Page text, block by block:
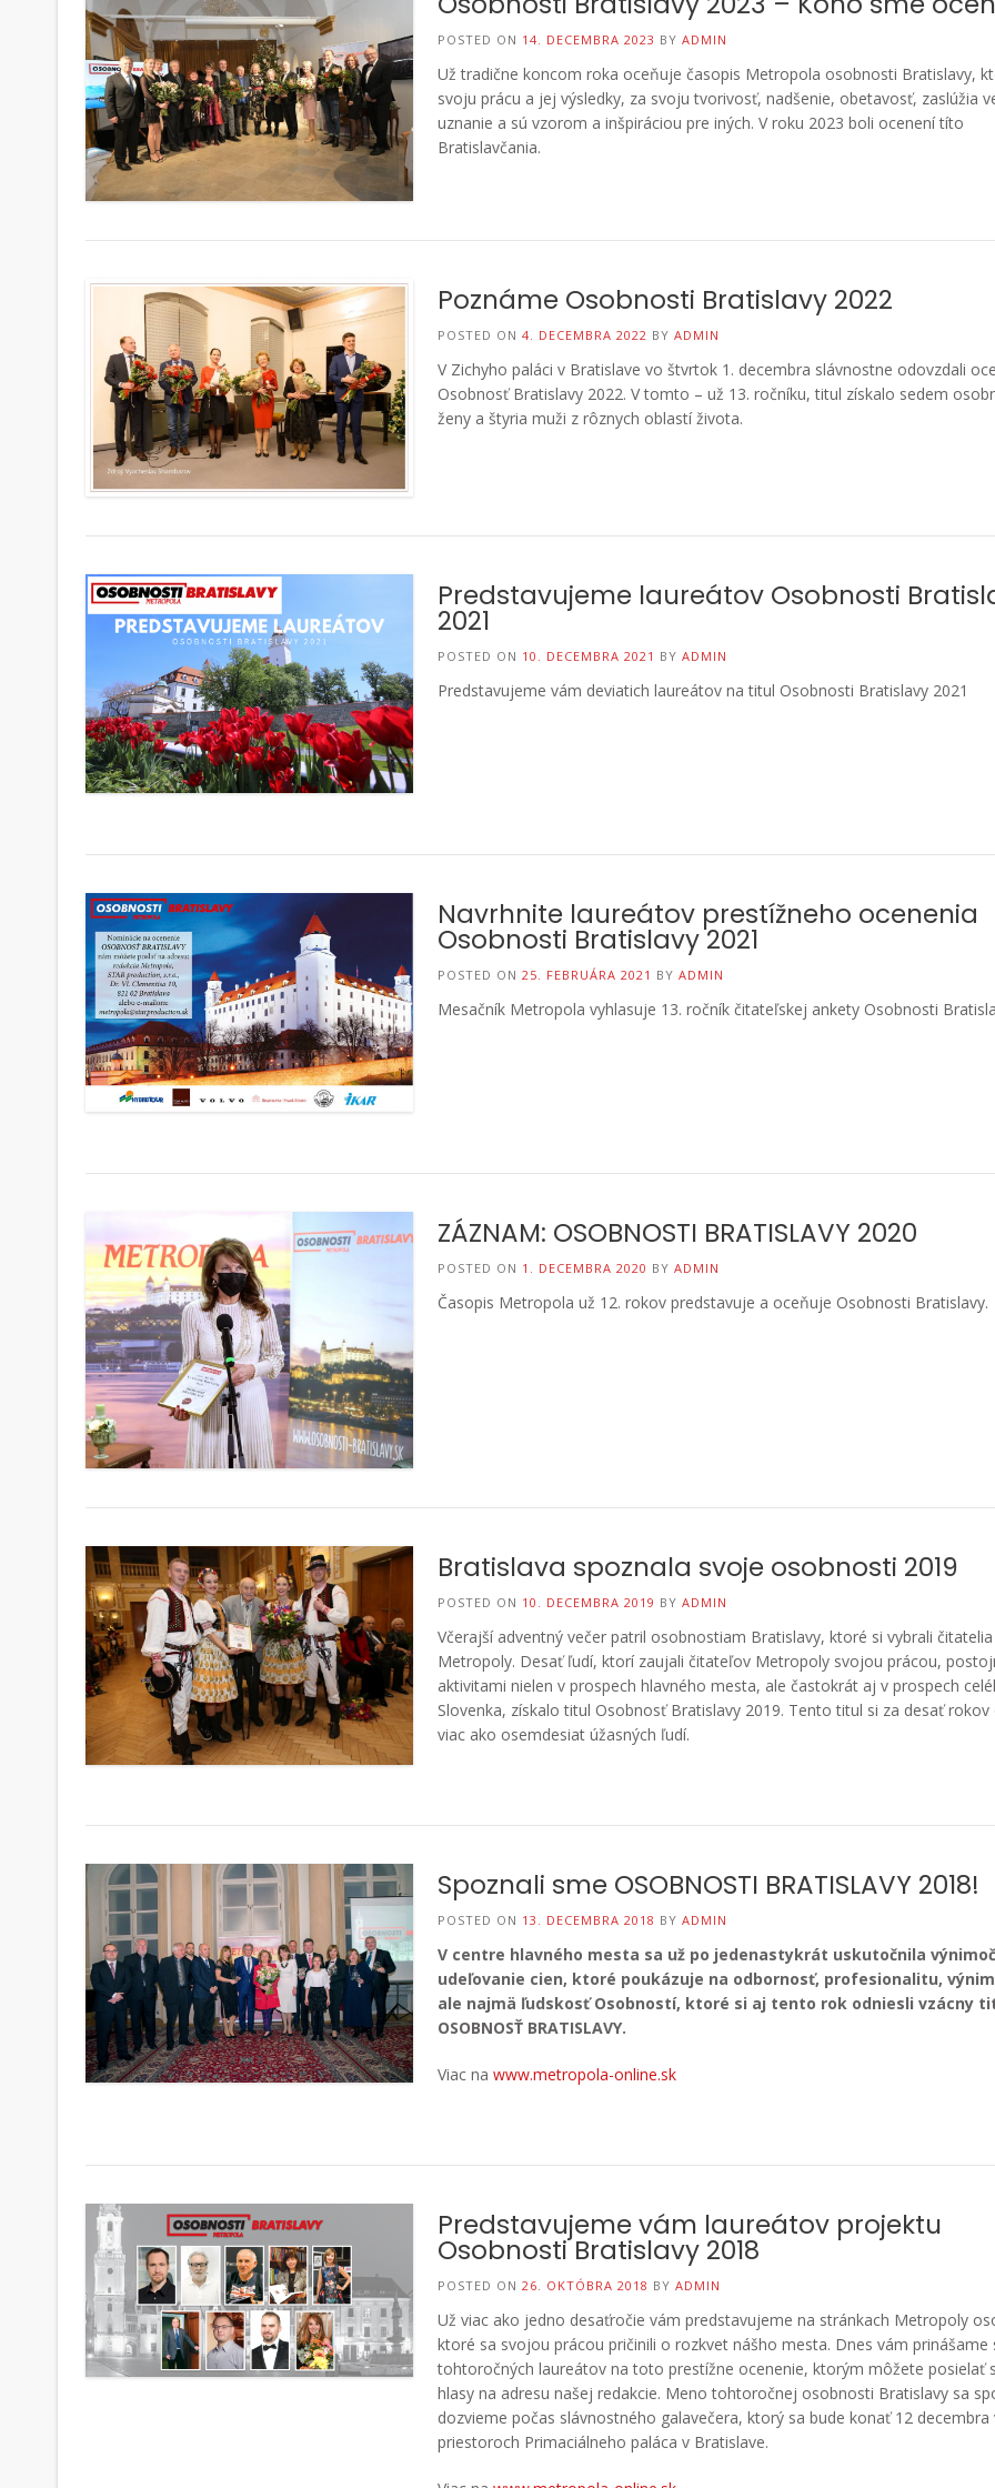
POSTED ON 14. DECEMBRA 2023 BY ADMIN
Už tradične koncom roka oceňuje časopis Metropola osobnosti Bratislavy,
svoju prácu a jej výsledky, za svoju tvorivosť, nadšenie, obetavosť, zaslúžia
uznanie a sú vzorom a inšpiráciou pre iných. V roku 2023 boli ocenení títo
Bratislavčania.
Poznáme Osobnosti Bratislavy 2022
POSTED ON 4. DECEMBRA 2022 BY ADMIN
V Zichyho paláci v Bratislave vo štvrtok 1. decembra slávnostne odovzdali
Osobnosť Bratislavy 2022. V tomto – už 13. ročníku, titul získalo sedem
ženy a štyria muži z rôznych oblastí života.
Predstavujeme laureátov Osobnosti
2021
POSTED ON 10. DECEMBRA 2021 BY ADMIN
Predstavujeme vám deviatich laureátov na titul Osobnosti Bratislavy 2021
Navrhnite laureátov prestížneho ocenenia
Osobnosti Bratislavy 2021
POSTED ON 25. FEBRUÁRA 2021 BY ADMIN
Mesačník Metropola vyhlasuje 13. ročník čitateľskej ankety Osobnosti
ZÁZNAM: OSOBNOSTI BRATISLAVY 2020
POSTED ON 1. DECEMBRA 2020 BY ADMIN
Časopis Metropola už 12. rokov predstavuje a oceňuje Osobnosti Bratislavy.
Bratislava spoznala svoje osobnosti 2019
POSTED ON 10. DECEMBRA 2019 BY ADMIN
Včerajší adventný večer patril osobnostiam Bratislavy, ktoré si vybrali čitatelia
Metropoly. Desať ľudí, ktorí zaujali čitateľov Metropoly svojou prácou,
aktivitami nielen v prospech hlavného mesta, ale častokrát aj v prospech
Slovenka, získalo titul Osobnosť Bratislavy 2019. Tento titul si za desať rokov
viac ako osemdesiat úžasných ľudí.
Spoznali sme OSOBNOSTI BRATISLAVY 2018!
POSTED ON 13. DECEMBRA 2018 BY ADMIN
Vcentre hlavného mesta sa už po jedenastykrát uskutočnila
udeľovanie cien, ktoré poukázuje na odbornosť, profesionalitu,
ale najmä ľudskosť Osobností, ktoré si aj tento rok odniesli vzácny
OSOBNOSŤ BRATISLAVY.
Viac na www.metropola-online.sk
Predstavujeme vám laureátov projektu
Osobnosti Bratislavy 2018
POSTED ON 26. OKTÓBRA 2018 BY ADMIN
Už viac ako jedno desaťročie vám predstavujeme na stránkach Metropoly
ktoré sa svojou prácou pričinili o rozkvet nášho mesta. Dnes vám prinášame
tohtoročných laureátov na toto prestížne ocenenie, ktorým môžete posielať
hlasy na adresu našej redakcie. Meno tohtoročnej osobnosti Bratislavy sa
dozvieme počas slávnostného galavečera, ktorý sa bude konať 12 decembra
priestoroch Primaciálneho paláca v Bratislave.